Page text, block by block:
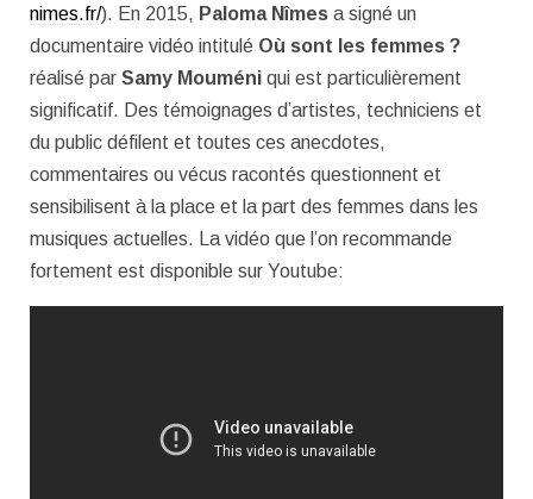
nimes.fr/). En 2015, Paloma Nîmes a signé un
documentaire vidéo intitulé Où sont les femmes ?
réalisé par Samy Mouméni qui est particulièrement
significatif. Des témoignages d’artistes, techniciens et
du public défilent et toutes ces anecdotes,
commentaires ou vécus racontés questionnent et
sensibilisent à la place et la part des femmes dans les
musiques actuelles. La vidéo que l’on recommande
fortement est disponible sur Youtube: